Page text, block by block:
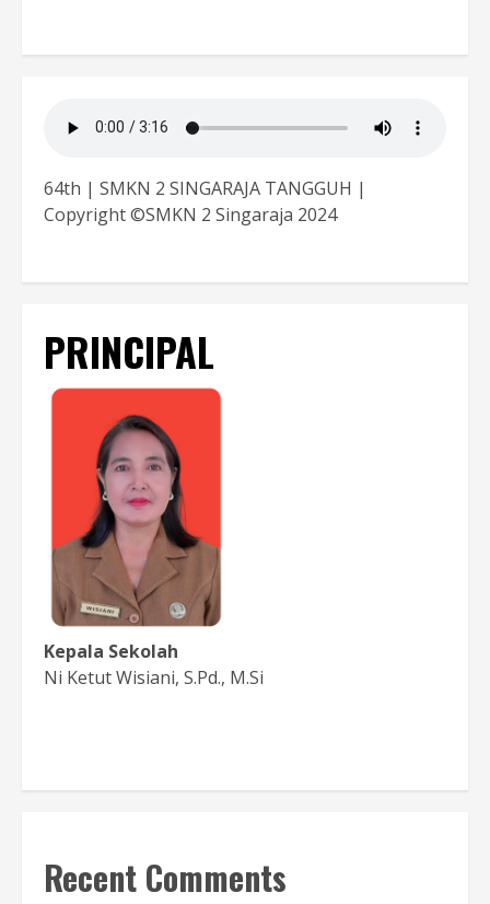
64th | SMKN 2 SINGARAJA TANGGUH |
Copyright ©SMKN 2 Singaraja 2024
PRINCIPAL
Kepala Sekolah
Ni Ketut Wisiani, S.Pd., M.Si
Recent Comments